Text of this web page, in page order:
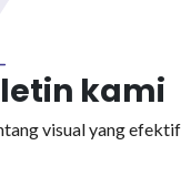
kami
visual yang efektif